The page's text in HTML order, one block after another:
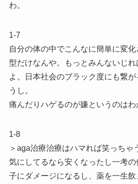
わ。
1-7
自分の体の中でこんなに簡単に変
型だけなんや。もっとみんないじれ
よ。日本社会のブラック度にも繋
うし。
痛んだりハゲるのが嫌というのはわ
1-8
＞aga治療治療はハマれば笑っちゃ
気にしてるなら安くなったし一考
子にダメージになるし、薬を一生